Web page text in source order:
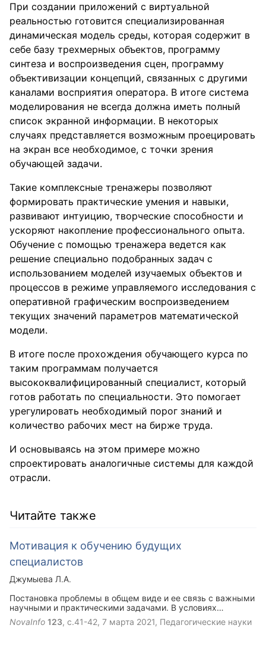
При создании приложений с виртуальной
реальностью готовится специализированная
динамическая модель среды, которая содержит в
себе базу трехмерных объектов, программу
синтеза и воспроизведения сцен, программу
объективизации концепций, связанных с другими
каналами восприятия оператора. В итоге система
моделирования не всегда должна иметь полный
список экранной информации. В некоторых
случаях представляется возможным проецировать
на экран все необходимое, с точки зрения
обучающей задачи.
Такие комплексные тренажеры позволяют
формировать практические умения и навыки,
развивают интуицию, творческие способности и
ускоряют накопление профессионального опыта.
Обучение с помощью тренажера ведется как
решение специально подобранных задач с
использованием моделей изучаемых объектов и
процессов в режиме управляемого исследования с
оперативной графическим воспроизведением
текущих значений параметров математической
модели.
В итоге после прохождения обучающего курса по
таким программам получается
высококвалифицированный специалист, который
готов работать по специальности. Это помогает
урегулировать необходимый порог знаний и
количество рабочих мест на бирже труда.
И основываясь на этом примере можно
спроектировать аналогичные системы для каждой
отрасли.
Читайте также
Мотивация к обучению будущих
специалистов
Джумыева Л.А.
Постановка проблемы в общем виде и ее связь с важными
научными и практическими задачами. В условиях
стремительного развития общества вопросы подготовки к
профессиональной деятельности будущих специалистов
NovaInfo 123, с.41-42, 7 марта 2021, Педагогические науки